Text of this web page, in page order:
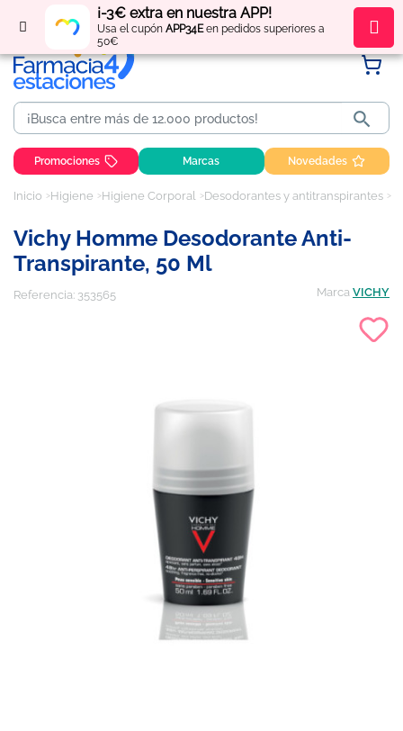
¡-3€ extra en nuestra APP!
Usa el cupón APP34Een pedidos superiores a
50€
Regístratey obténpuntos por tus compras

Promociones Marcas Novedades
Inicio Higiene Higiene Corporal Desodorantes y antitranspirantes
Vichy Homme Desodorante Anti-
Transpirante, 50 Ml
Referencia: 353565 Marca VICHY